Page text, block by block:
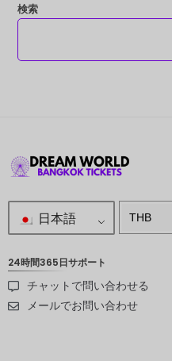
検索
日本語 THB
スウェー
デンクロ
ーナ
24時間365日サポート
チャットで問い合わせる
メールでお問い合わせ